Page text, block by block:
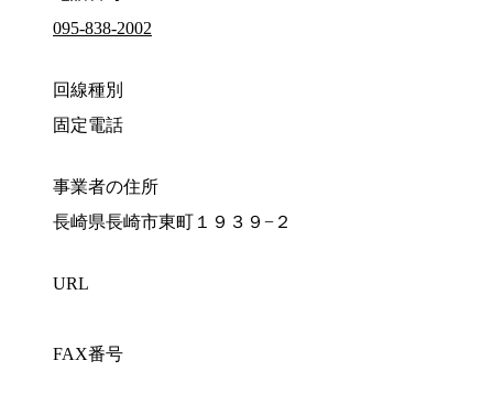
095-838-2002
回線種別
固定電話
事業者の住所
長崎県長崎市東町１９３９−２
URL
FAX番号